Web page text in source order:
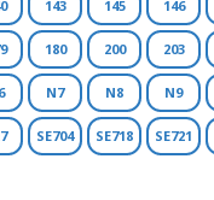
143 145 146
180 200 203
N7 N8 N9
SE704 SE718 SE721